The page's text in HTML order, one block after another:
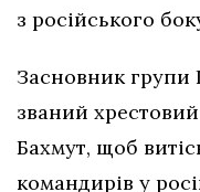
з російського
Засновник групи
званий
Бахмут, щоб
командирів у